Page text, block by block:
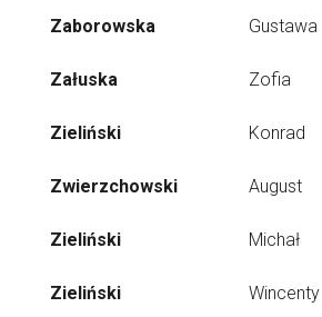
Zaborowska Gustawa
Załuska Zofia
Zieliński Konrad
Zwierzchowski August
Zieliński Michał
Zieliński Wincenty